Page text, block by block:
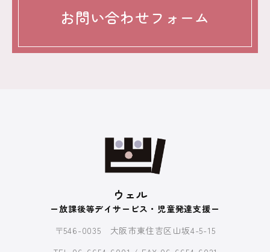
お問い合わせフォーム
ウェル
ー放課後等デイサービス・児童発達支援ー
〒546-0035 大阪市東住吉区山坂4-5-15